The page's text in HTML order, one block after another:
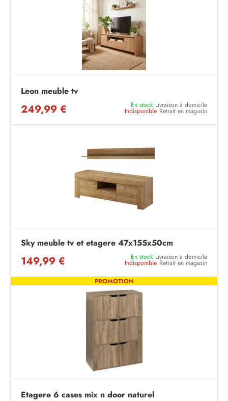
Leon meuble tv
249,99 € En stock Livraison à domicile
Indisponible Retrait en magasin
Sky meuble tv et etagere 47x155x50cm
149,99 € En stock Livraison à domicile
Indisponible Retrait en magasin
PROMOTION
Etagere 6 cases mix n door naturel